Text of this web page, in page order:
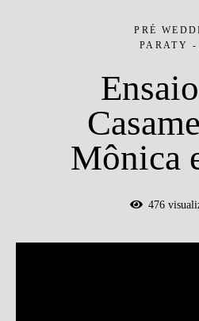
PRÉ
PARATY -
Mônica
476